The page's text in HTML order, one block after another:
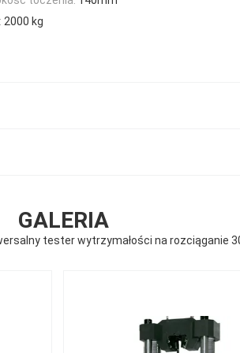
2000 kg
GALERIA
tester wytrzymałości na rozciąganie